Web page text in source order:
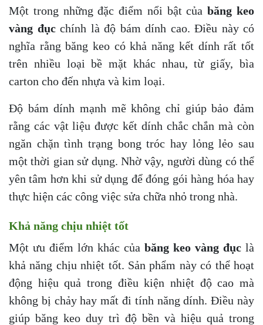
Một trong những đặc điểm nổi bật củabăng keo
vàng đụcchính là độ bám dính cao. Điều này có
nghĩa rằng băng keo có khả năng kết dính rất tốt
trên nhiều loại bề mặt khác nhau, từ giấy, bìa
carton cho đến nhựa và kim loại.
Độ bám dính mạnh mẽ không chỉ giúp bảo đảm
rằng các vật liệu được kết dính chắc chắn mà còn
ngăn chặn tình trạng bong tróc hay lỏng lẻo sau
một thời gian sử dụng. Nhờ vậy, người dùng có thể
yên tâm hơn khi sử dụng để đóng gói hàng hóa hay
thực hiện các công việc sửa chữa nhỏ trong nhà.
Khả năng chịu nhiệt tốt
Một ưu điểm lớn khác của băng keo vàng đục là
khả năng chịu nhiệt tốt. Sản phẩm này có thể hoạt
động hiệu quả trong điều kiện nhiệt độ cao mà
không bị chảy hay mất đi tính năng dính. Điều này
giúp băng keo duy trì độ bền và hiệu quả trong